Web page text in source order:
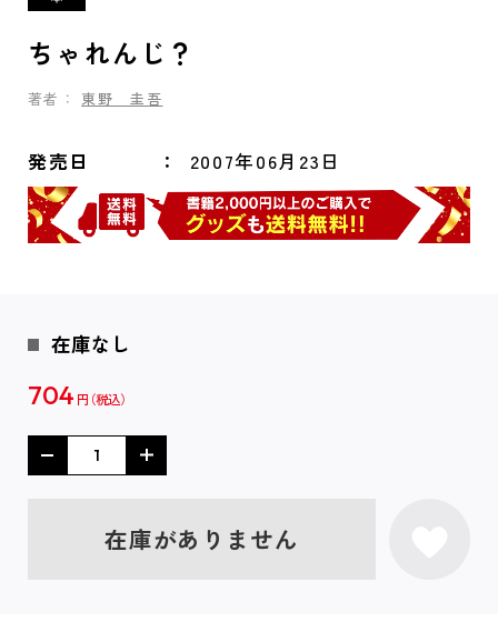
ちゃれんじ？
著者： 東野 圭吾
発売日 2007年06月23日
在庫なし
704 円
在庫がありません